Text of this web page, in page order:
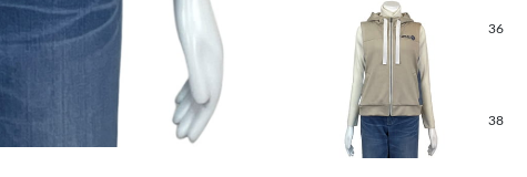
36
38